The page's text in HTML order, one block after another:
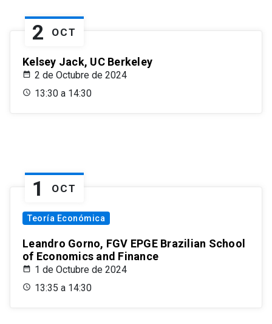
2 OCT
Kelsey Jack, UC Berkeley
2 de Octubre de 2024
13:30 a 14:30
1 OCT
Teoría Económica
Leandro Gorno, FGV EPGE Brazilian School
of Economics and Finance
1 de Octubre de 2024
13:35 a 14:30